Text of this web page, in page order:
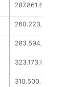
287.861,69
260.223,91
283.594,92
323.173,61
310.500,71